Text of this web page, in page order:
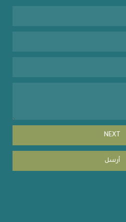
NEXT
أرسل